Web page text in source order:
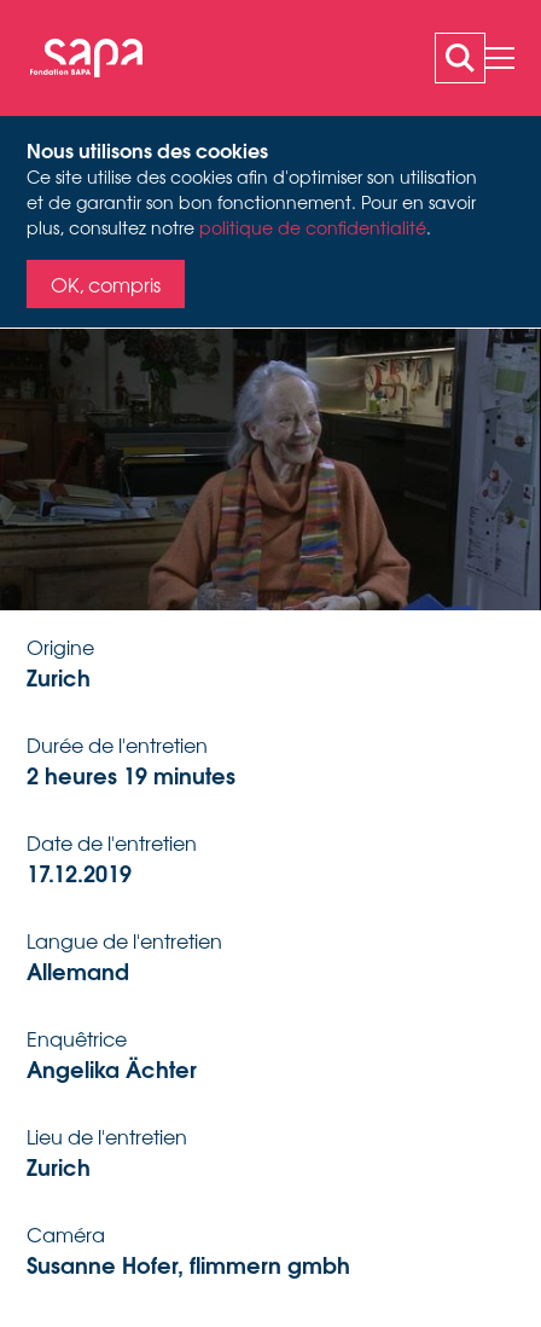
Nous utilisons des cookies
Ce site utilise des cookies afin d'optimiser son utilisation
et de garantir son bon fonctionnement. Pour en savoir
plus, consultez notrepolitique de confidentialité.
OK, compris
LÄUBLI MARGRIT
Entretien d'histoire orale, 2019
Activité
danseuse de ballet, actrice, artiste de
cabaret
Date de naissance
3.4.1928
Origine
Zurich
Durée de l'entretien
2 heures 19 minutes
Date de l'entretien
17.12.2019
Langue de l'entretien
Allemand
Enquêtrice
Angelika Ächter
Lieu de l'entretien
Zurich
Caméra
Susanne Hofer, flimmern gmbh